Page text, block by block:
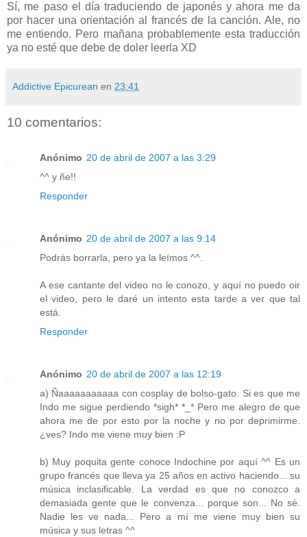
Sí, me paso el día traduciendo de japonés y ahora me da
por hacer una orientación al francés de la canción. Ale, no
me entiendo. Pero mañana probablemente esta traducción
ya no esté que debe de doler leerla XD
Addictive Epicurean en 23:41
10 comentarios:
Anónimo 20 de abril de 2007 a las 3:29
^^ y ñe!!
Responder
Anónimo 20 de abril de 2007 a las 9:14
Podrás borrarla, pero ya la leímos ^^.
A ese cantante del video no le conozo, y aquí no puedo oir
el video, pero le daré un intento esta tarde a ver que tal
está.
Responder
Anónimo 20 de abril de 2007 a las 12:19
a) Ñaaaaaaaaaaa con cosplay de bolso-gato. Si es que me
Indo me sigue perdiendo *sigh* *_* Pero me alegro de que
ahora me de por esto por la noche y no por deprimirme.
¿ves? Indo me viene muy bien :P
b) Muy poquita gente conoce Indochine por aquí ^^ Es un
grupo francés que lleva ya 25 años en activo haciendo... su
música inclasificable. La verdad es que no conozco a
demasiada gente que le convenza... porque son... No sé.
Nadie les ve nada... Pero a mí me viene muy bien su
música y sus letras ^^